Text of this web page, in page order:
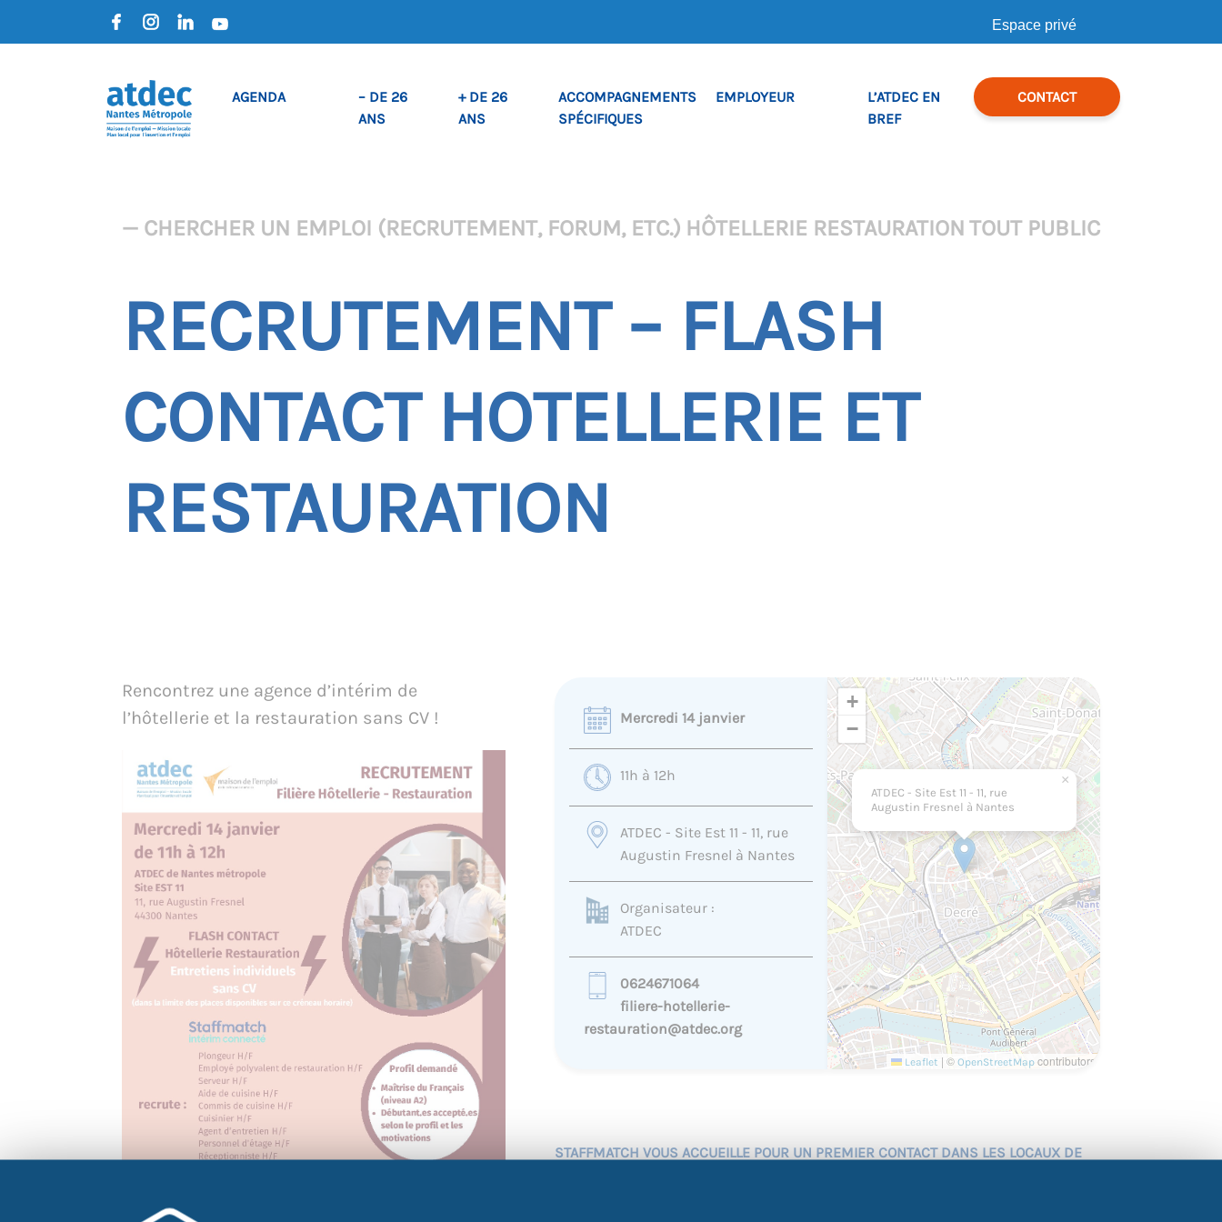
Espace privé
AGENDA
– DE 26
ANS
+ DE 26
ANS
ACCOMPAGNEMENTS
SPÉCIFIQUES
EMPLOYEUR
L’ATDEC EN
BREF
CONTACT
— CHERCHER UN EMPLOI (RECRUTEMENT, FORUM, ETC.) HÔTELLERIE RESTAURATION TOUT PUBLIC
RECRUTEMENT – FLASH
CONTACT HOTELLERIE ET
RESTAURATION
Rencontrez une agence d’intérim de
l’hôtellerie et la restauration sans CV !
Mercredi 14 janvier
11h à 12h
ATDEC - Site Est 11 - 11, rue
Augustin Fresnel à Nantes
Organisateur :
ATDEC
0624671064
filiere-hotellerie-
restauration@atdec.org
ATDEC - Site Est 11 - 11, rue
Augustin Fresnel à Nantes
×
+
−
Leaflet | © OpenStreetMapcontributors
STAFFMATCH VOUS ACCUEILLE POUR UN PREMIER CONTACT DANS LES LOCAUX DE